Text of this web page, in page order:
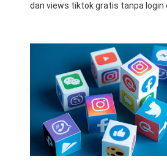
dan views tiktok gratis tanpa login